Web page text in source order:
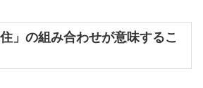
」の組み合わせが意味するこ